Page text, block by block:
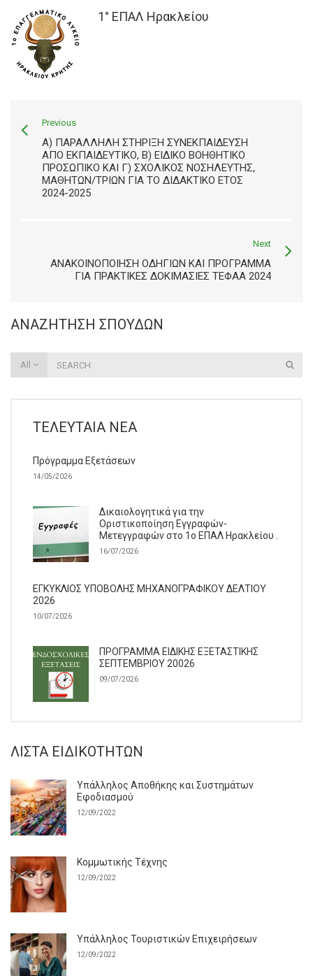
1° ΕΠΑΛ Ηρακλείου
Previous
Α) ΠΑΡΆΛΛΗΛΗ ΣΤΉΡΙΞΗ ΣΥΝΕΚΠΑΊΔΕΥΣΗ
ΑΠΌ ΕΚΠΑΙΔΕΥΤΙΚΌ, Β) ΕΙΔΙΚΌ ΒΟΗΘΗΤΙΚΌ
ΠΡΟΣΩΠΙΚΌ ΚΑΙ Γ) ΣΧΟΛΙΚΌΣ ΝΟΣΗΛΕΥΤΉΣ,
ΜΑΘΗΤΏΝ/ΤΡΙΏΝ ΓΙΑ ΤΟ ΔΙΔΑΚΤΙΚΌ ΈΤΟΣ
2024-2025
Next
ΑΝΑΚΟΙΝΟΠΟΙΗΣΗ ΟΔΗΓΙΩΝ ΚΑΙ ΠΡΟΓΡΑΜΜΑ
ΓΙΑ ΠΡΑΚΤΙΚΕΣ ΔΟΚΙΜΑΣΙΕΣ ΤΕΦΑΑ 2024
ΑΝΑΖΉΤΗΣΗ ΣΠΟΥΔΏΝ
All
ΤΕΛΕΥΤΑΊΑ ΝΈΑ
Πρόγραμμα Εξετάσεων
14/05/2026
Δικαιολογητικά για την
Οριστικοποίηση Εγγραφών-
Μετεγγραφών στο 1ο ΕΠΑΛ Ηρακλείου .
16/07/2026
ΕΓΚΥΚΛΙΟΣ ΥΠΟΒΟΛΗΣ ΜΗΧΑΝΟΓΡΑΦΙΚΟΥ ΔΕΛΤΙΟΥ
2026
10/07/2026
ΠΡΟΓΡΑΜΜΑ ΕΙΔΙΚΗΣ ΕΞΕΤΑΣΤΙΚΗΣ
ΣΕΠΤΕΜΒΡΙΟΥ 20026
09/07/2026
ΛΊΣΤΑ ΕΙΔΙΚΟΤΉΤΩΝ
Υπάλληλος Αποθήκης και Συστημάτων
Εφοδιασμού
12/09/2022
Κομμωτικής Τέχνης
12/09/2022
Υπάλληλος Τουριστικών Επιχειρήσεων
12/09/2022